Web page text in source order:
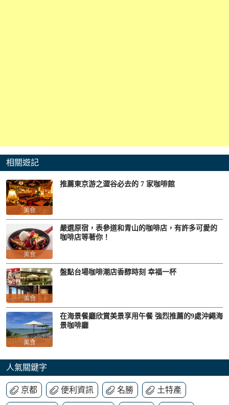
相關遊記
美食
推薦東京游之澀谷必去的 7 家咖啡館
美食
嚴選原宿，表參道和青山的咖啡店，有許多可愛的
咖啡店等著你！
美食
盤點台場咖啡潮店香醇時刻 幸福一杯
美食
在海景餐廳欣賞美景享用午餐 強烈推薦的9處沖繩海
景咖啡廳
人氣關鍵字
京都 便利資訊 名勝 土特產